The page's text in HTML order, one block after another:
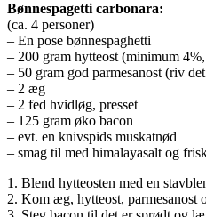
Bønnespagetti carbonara:
(ca. 4 personer)
– En pose bønnespaghetti
– 200 gram hytteost (minimum
– 50 gram god parmesanost (riv
– 2 æg
– 2 fed hvidløg, presset
– 125 gram øko bacon
– evt. en knivspids muskatnød
– smag til med himalayasalt og
1. Blend hytteosten med en
2. Kom æg, hytteost, parmesanost